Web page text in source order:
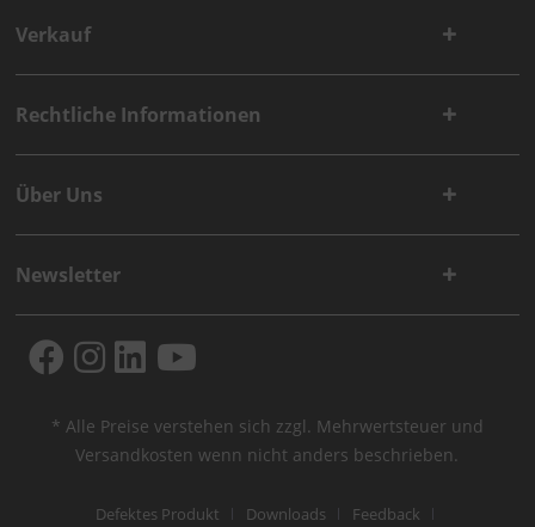
Verkauf
Rechtliche Informationen
Über Uns
Newsletter
* Alle Preise verstehen sich zzgl. Mehrwertsteuer und
Versandkosten wenn nicht anders beschrieben.
Defektes Produkt Downloads
Feedback